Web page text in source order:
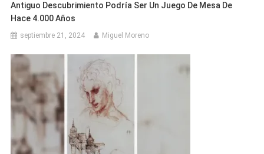
Antiguo Descubrimiento Podría Ser Un Juego De Mesa De
Hace 4.000 Años
septiembre 21, 2024 Miguel Moreno